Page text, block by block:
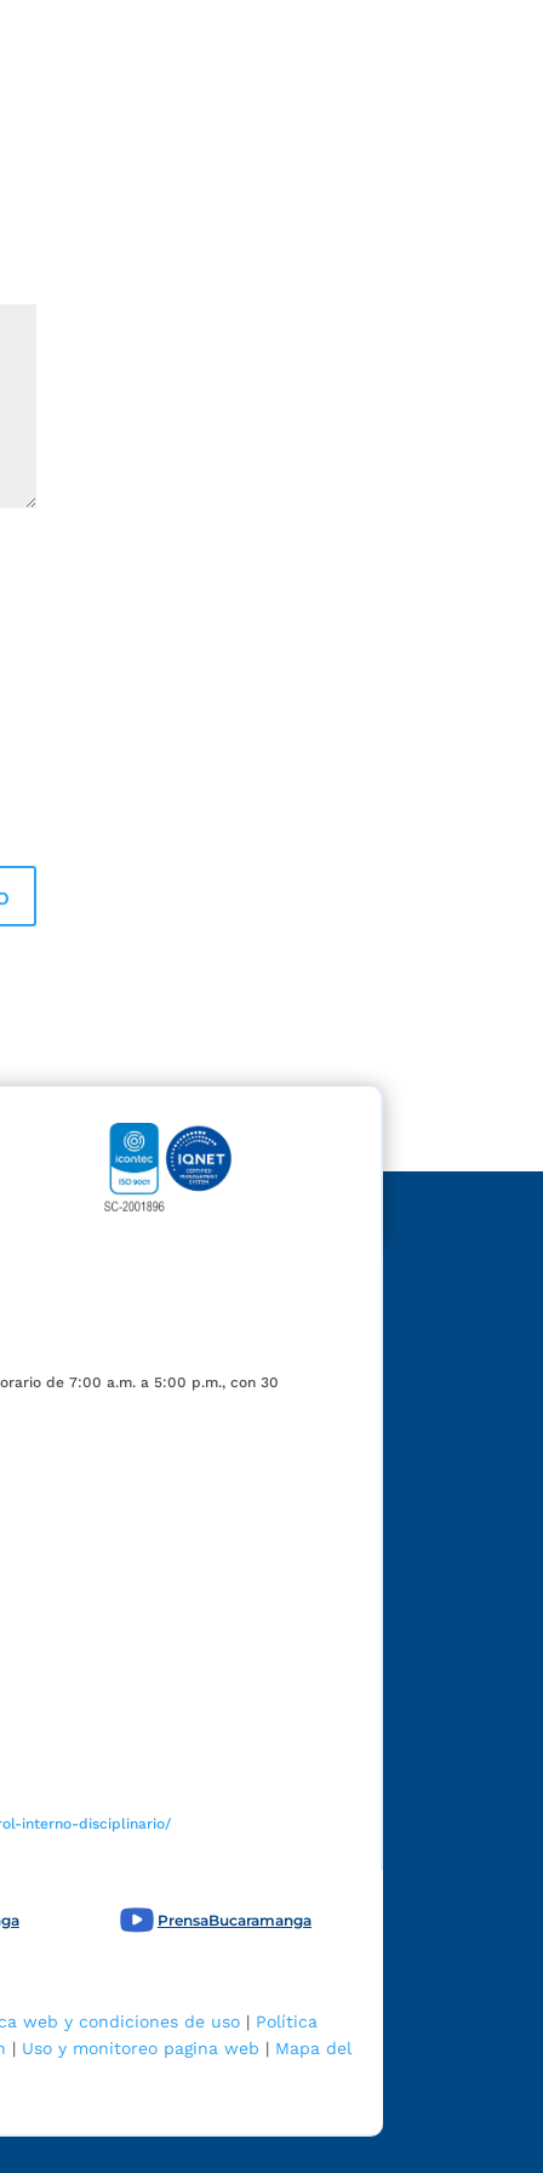
de 7:00 a.m. a 5:00 p.m., con 30
interno-disciplinario/
PrensaBucaramanga
web y condiciones de uso | Política
| Uso y monitoreo pagina web | Mapa del